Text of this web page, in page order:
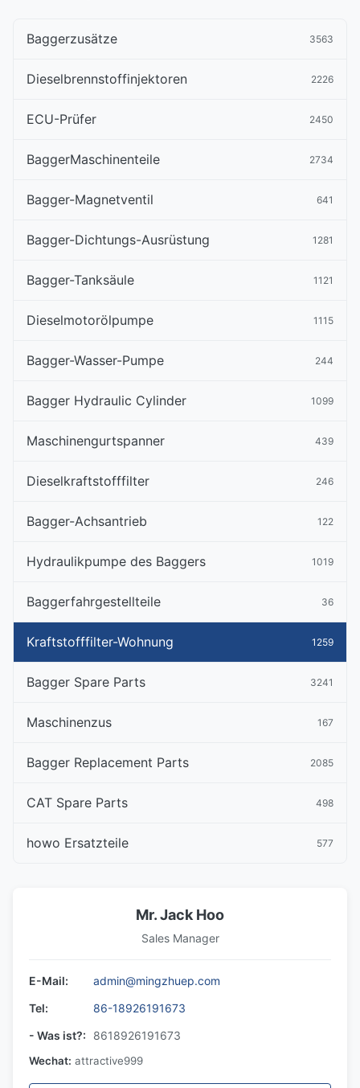
Baggerzusätze 3563
Dieselbrennstoffinjektoren 2226
ECU-Prüfer 2450
BaggerMaschinenteile 2734
Bagger-Magnetventil 641
Bagger-Dichtungs-Ausrüstung 1281
Bagger-Tanksäule 1121
Dieselmotorölpumpe 1115
Bagger-Wasser-Pumpe 244
Bagger Hydraulic Cylinder 1099
Maschinengurtspanner 439
Dieselkraftstofffilter 246
Bagger-Achsantrieb 122
Hydraulikpumpe des Baggers 1019
Baggerfahrgestellteile 36
Kraftstofffilter-Wohnung 1259
Bagger Spare Parts 3241
Maschinenzus 167
Bagger Replacement Parts 2085
CAT Spare Parts 498
howo Ersatzteile 577
Mr. Jack Hoo
Sales Manager
E-Mail:
admin@mingzhuep.com
Tel:
86-18926191673
- Was ist?:
8618926191673
Wechat: attractive999